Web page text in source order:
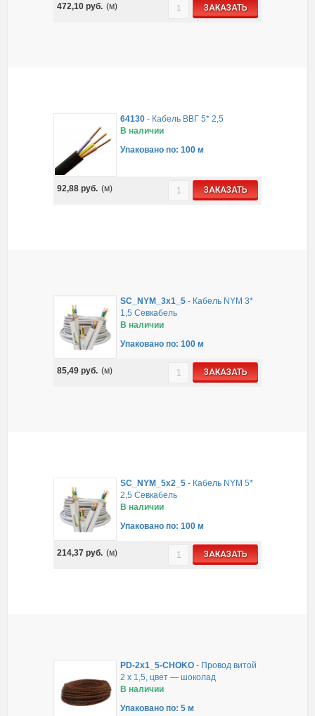
472,10 руб. (м) ЗАКАЗАТЬ
64130- Кабель ВВГ 5* 2,5
В наличии
Упаковано по: 100 м
92,88 руб. (м) ЗАКАЗАТЬ
SC_NYM_3x1_5- Кабель NYM 3*
1,5 Севкабель
В наличии
Упаковано по: 100 м
85,49 руб. (м) ЗАКАЗАТЬ
SC_NYM_5x2_5- Кабель NYM 5*
2,5 Севкабель
В наличии
Упаковано по: 100 м
214,37 руб. (м) ЗАКАЗАТЬ
PD-2x1_5-CHOKO- Провод витой
2 х 1,5, цвет — шоколад
В наличии
Упаковано по: 5 м